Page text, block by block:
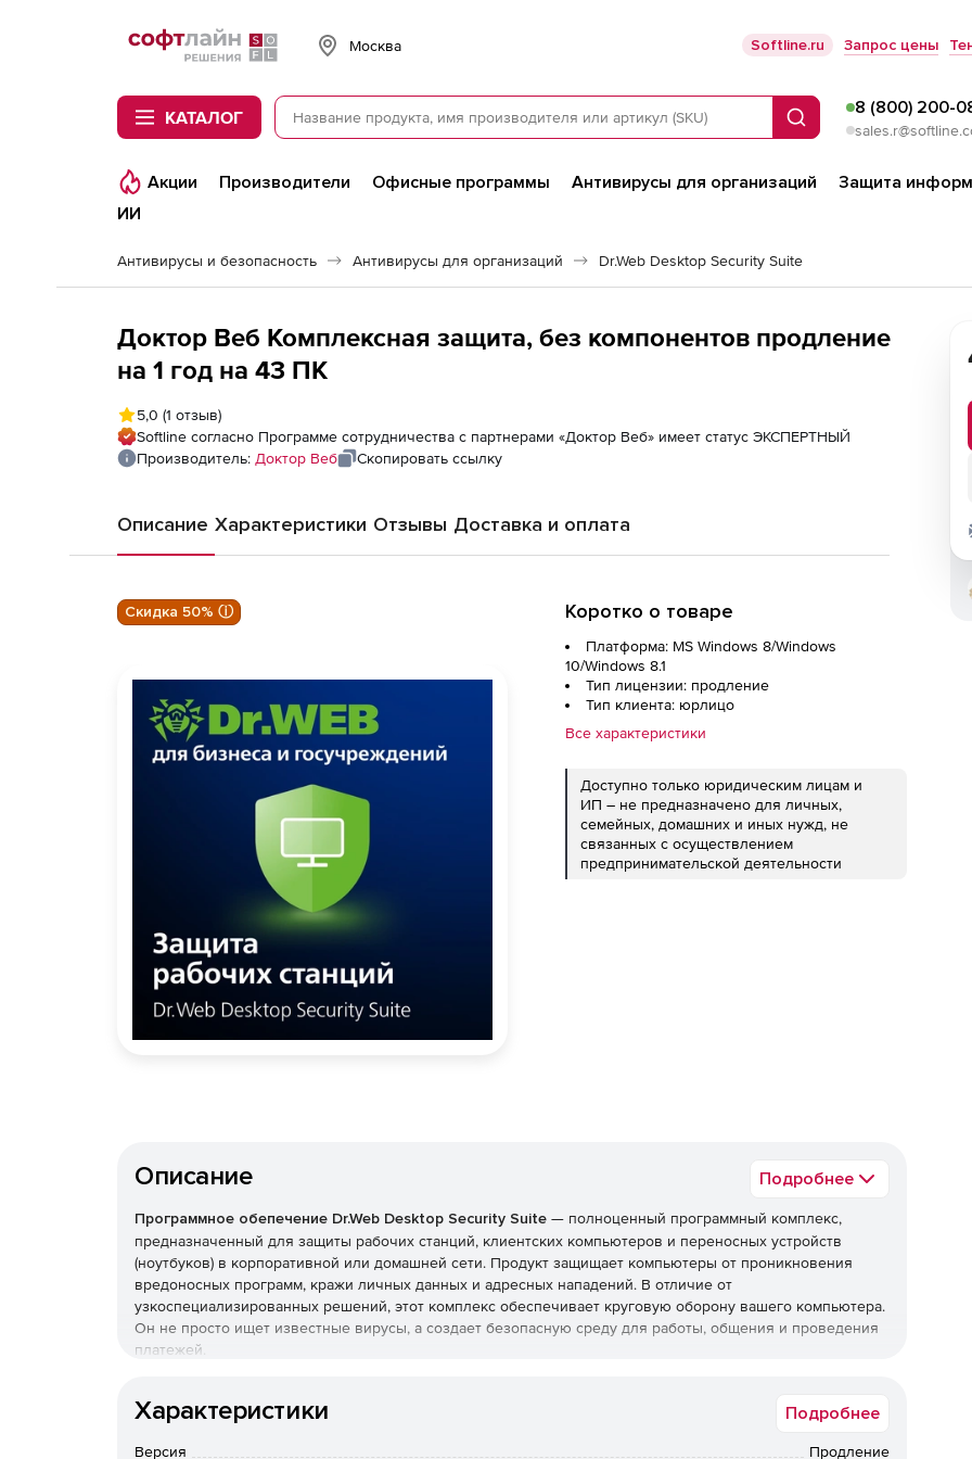
Softline
Москва Softline.ru Запрос цены
КАТАЛОГ Поиск
8 (800) 200-
Акции Производители Офисные программы Антивирусы для организаций
Защита
ИИ
Антивирусы и безопасность Антивирусы для организаций Dr.Web Desktop Security Suite
Доктор Веб Комплексная защита, без компонентов продление
на 1 год на 43 ПК
5,0 (1 отзыв)
Softline согласно Программе сотрудничества с партнерами «Доктор Веб» имеет статус ЭКСПЕРТНЫЙ
Производитель: Доктор Веб Скопировать ссылку
Описание Характеристики Отзывы Доставка и оплата
Скидка 50% ⓘ Коротко о товаре
Платформа: MS Windows 8/Windows
10/Windows 8.1
Тип лицензии: продление
Тип клиента: юрлицо
Все характеристики
Доступно только юридическим лицам и
ИП – не предназначено для личных,
семейных, домашних и иных нужд, не
связанных с осуществлением
предпринимательской деятельности
Описание Подробнее
Программное обепечение Dr.Web Desktop Security Suite — полноценный программный комплекс,
предназначенный для защиты рабочих станций, клиентских компьютеров и переносных устройств
(ноутбуков) в корпоративной или домашней сети. Продукт защищает компьютеры от проникновения
вредоносных программ, кражи личных данных и адресных нападений. В отличие от
узкоспециализированных решений, этот комплекс обеспечивает круговую оборону вашего компьютера.
Он не просто ищет известные вирусы, а создает безопасную среду для работы, общения и проведения
платежей.
Преимущества Dr.Web Desktop Security Suite
Наличие сертификатов
Характеристики Подробнее
Версия Продление